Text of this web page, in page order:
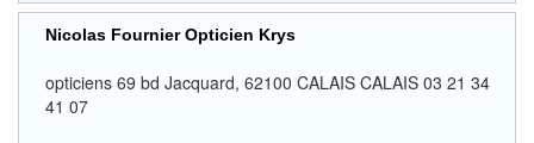
Nicolas Fournier Opticien Krys
opticiens 69 bd Jacquard, 62100 CALAIS CALAIS 03 21 34
41 07